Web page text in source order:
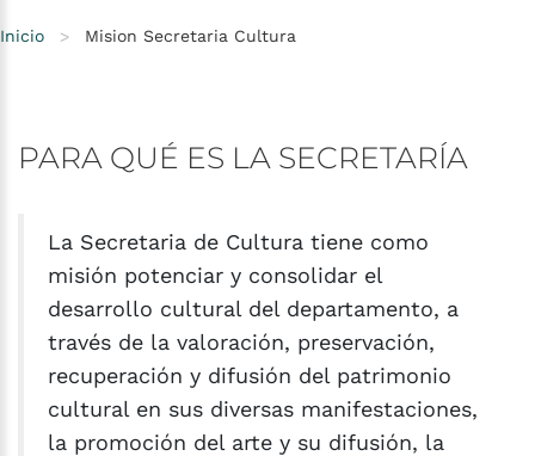
Inicio > Mision Secretaria Cultura
PARA QUÉ ES LA SECRETARÍA
La Secretaria de Cultura tiene como
misión potenciar y consolidar el
desarrollo cultural del departamento, a
través de la valoración, preservación,
recuperación y difusión del patrimonio
cultural en sus diversas manifestaciones,
la promoción del arte y su difusión, la